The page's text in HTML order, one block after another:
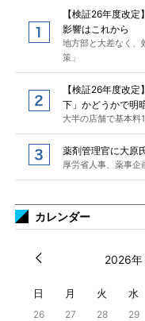
【検証26年度改
影響はこれから
地方部と大差なく、
策」
【検証26年度改
下」かどうかで明
大半の店舗で基本料
薬剤管理官に大原
厚労省人事、薬事企
カレンダー
2026年
日 月 火 水
26 27 28 29